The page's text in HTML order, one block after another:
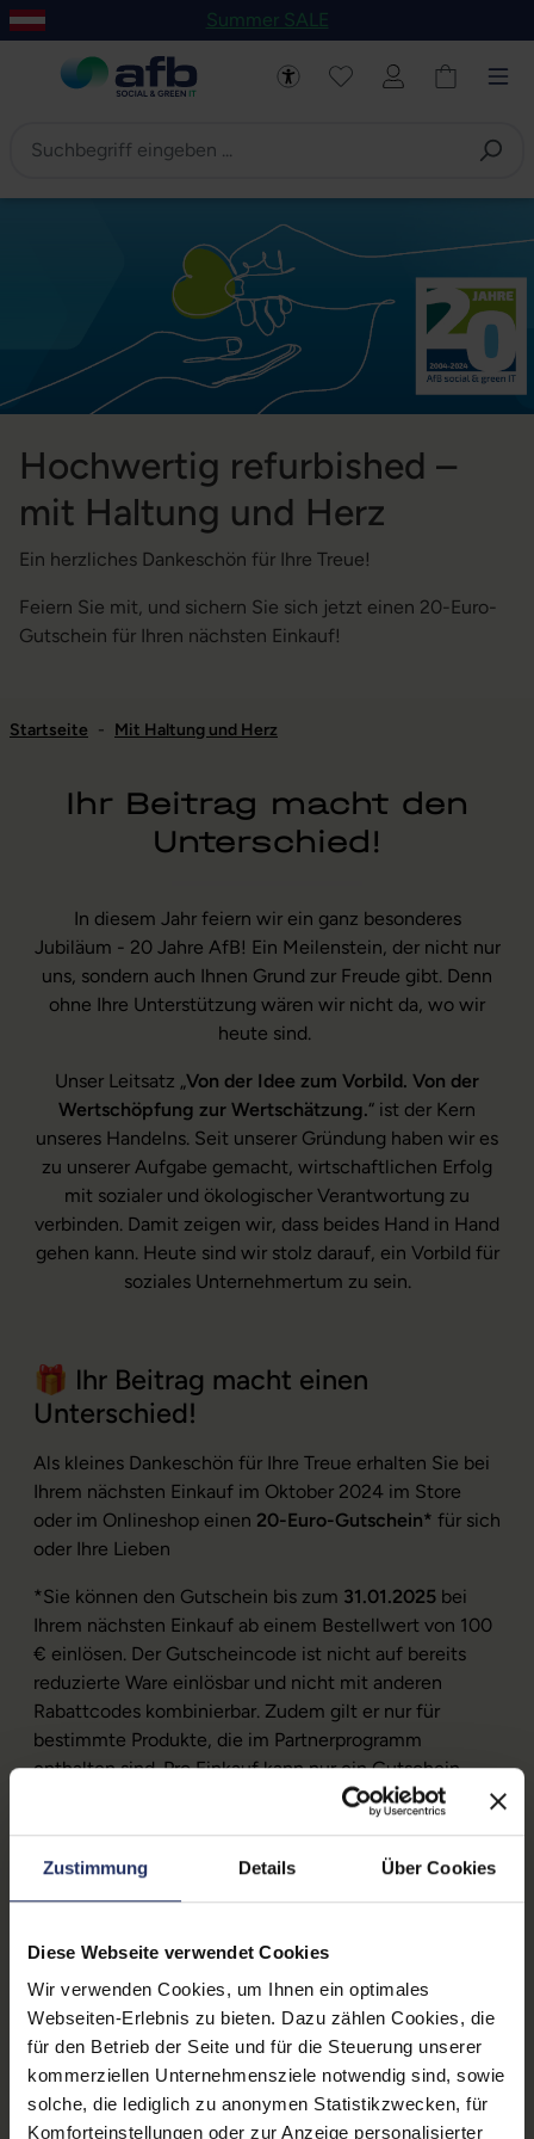
Zustimmung Details Über Cookies
Diese Webseite verwendet Cookies
Wir verwenden Cookies, um Ihnen ein optimales
Webseiten-Erlebnis zu bieten. Dazu zählen Cookies, die
für den Betrieb der Seite und für die Steuerung unserer
kommerziellen Unternehmensziele notwendig sind, sowie
solche, die lediglich zu anonymen Statistikzwecken, für
Komforteinstellungen oder zur Anzeige personalisierter
Hauptinhalt springen
Zur Navigation der B2B-Plattform springen
Summer SALE
Hochwertig refurbished –
mit Haltung und Herz
Ein herzliches Dankeschön für Ihre Treue!
Feiern Sie mit, und sichern Sie sich jetzt einen 20-Euro-
Gutschein für Ihren nächsten Einkauf!
Startseite - Mit Haltung und Herz
Ihr Beitrag macht den
Unterschied!
In diesem Jahr feiern wir ein ganz besonderes
Jubiläum - 20 Jahre AfB! Ein Meilenstein, der nicht nur
uns, sondern auch Ihnen Grund zur Freude gibt. Denn
ohne Ihre Unterstützung wären wir nicht da, wo wir
heute sind.
Unser Leitsatz „Von der Idee zum Vorbild. Von der
Wertschöpfung zur Wertschätzung.“ ist der Kern
unseres Handelns. Seit unserer Gründung haben wir es
zu unserer Aufgabe gemacht, wirtschaftlichen Erfolg
mit sozialer und ökologischer Verantwortung zu
verbinden. Damit zeigen wir, dass beides Hand in Hand
gehen kann. Heute sind wir stolz darauf, ein Vorbild für
soziales Unternehmertum zu sein.
🎁 Ihr Beitrag macht einen
Unterschied!
Als kleines Dankeschön für Ihre Treue erhalten Sie bei
Ihrem nächsten Einkauf im Oktober 2024 im Store
oder im Onlineshop einen 20-Euro-Gutschein* für sich
oder Ihre Lieben
*Sie können den Gutschein bis zum 31.01.2025 bei
Ihrem nächsten Einkauf ab einem Bestellwert von 100
€ einlösen. Der Gutscheincode ist nicht auf bereits
reduzierte Ware einlösbar und nicht mit anderen
Rabattcodes kombinierbar. Zudem gilt er nur für
bestimmte Produkte, die im Partnerprogramm
enthalten sind. Pro Einkauf kann nur ein Gutschein
eingelöst werden. Welche Produkte im
jeweiligen Produktdetailseite unter 'Technische Daten.
Den Gutschein erhalten Sie spätestens am 15.11.2024
Adresse. Welche Produkte im Partnerprogramm
Produktdetailseite unter 'Technische Daten'
🤝 Wie ist uns das gelungen?